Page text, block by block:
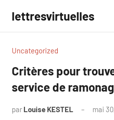
contenu
lettresvirtuelles
Uncategorized
Critères pour
service de
par Louise KESTEL mai